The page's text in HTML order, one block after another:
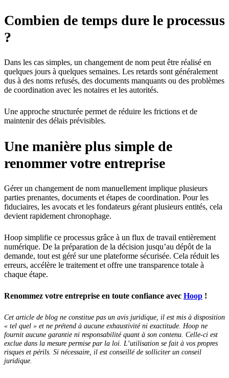
Combien de temps dure le processus
?
Dans les cas simples, un changement de nom peut être réalisé en
quelques jours à quelques semaines. Les retards sont généralement
dus à des noms refusés, des documents manquants ou des problèmes
de coordination avec les notaires et les autorités.
Une approche structurée permet de réduire les frictions et de
maintenir des délais prévisibles.
Une manière plus simple de
renommer votre entreprise
Gérer un changement de nom manuellement implique plusieurs
parties prenantes, documents et étapes de coordination. Pour les
fiduciaires, les avocats et les fondateurs gérant plusieurs entités, cela
devient rapidement chronophage.
Hoop simplifie ce processus grâce à un flux de travail entièrement
numérique. De la préparation de la décision jusqu’au dépôt de la
demande, tout est géré sur une plateforme sécurisée. Cela réduit les
erreurs, accélère le traitement et offre une transparence totale à
chaque étape.
Renommez votre entreprise en toute confiance avec Hoop !
Cet article de blog ne constitue pas un avis juridique, il est mis à disposition
« tel quel » et ne prétend à aucune exhaustivité ni exactitude. Hoop ne
fournit aucune garantie ni responsabilité quant à son contenu. Celle-ci est
exclue dans la mesure permise par la loi. L’utilisation se fait à vos propres
risques et périls. Si nécessaire, il est conseillé de solliciter un conseil
juridique.